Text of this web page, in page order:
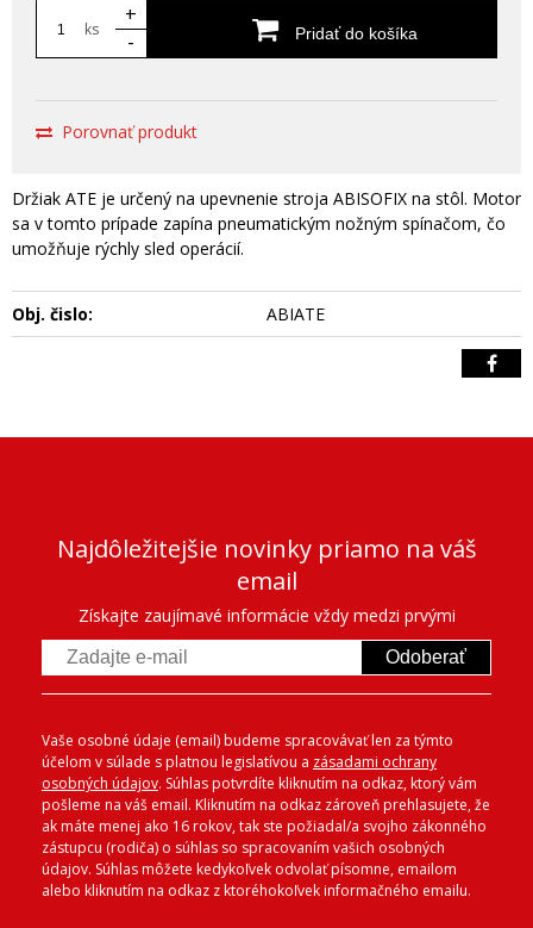
ks
+
-
Pridať do košíka
Porovnať produkt
Držiak ATE je určený na upevnenie stroja ABISOFIX na stôl. Motor
sa v tomto prípade zapína pneumatickým nožným spínačom, čo
umožňuje rýchly sled operácií.
Obj. čislo: ABIATE
Najdôležitejšie novinky priamo na váš
email
Získajte zaujímavé informácie vždy medzi prvými
Odoberať
Vaše osobné údaje (email) budeme spracovávať len za týmto
účelom v súlade s platnou legislatívou a zásadami ochrany
osobných údajov. Súhlas potvrdíte kliknutím na odkaz, ktorý vám
pošleme na váš email. Kliknutím na odkaz zároveň prehlasujete, že
ak máte menej ako 16 rokov, tak ste požiadal/a svojho zákonného
zástupcu (rodiča) o súhlas so spracovaním vašich osobných
údajov. Súhlas môžete kedykoľvek odvolať písomne, emailom
alebo kliknutím na odkaz z ktoréhokoľvek informačného emailu.